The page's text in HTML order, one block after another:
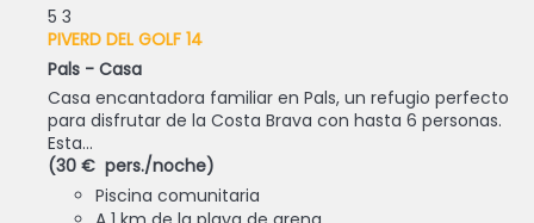
5 3
PIVERD DEL GOLF 14
Pals - Casa
Casa encantadora familiar en Pals, un refugio perfecto
para disfrutar de la Costa Brava con hasta 6 personas.
Esta...
(30 € pers./noche)
Piscina comunitaria